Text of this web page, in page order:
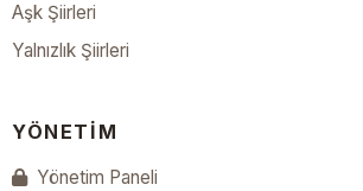
Aşk Şiirleri
Yalnızlık Şiirleri
YÖNETIM
Yönetim Paneli